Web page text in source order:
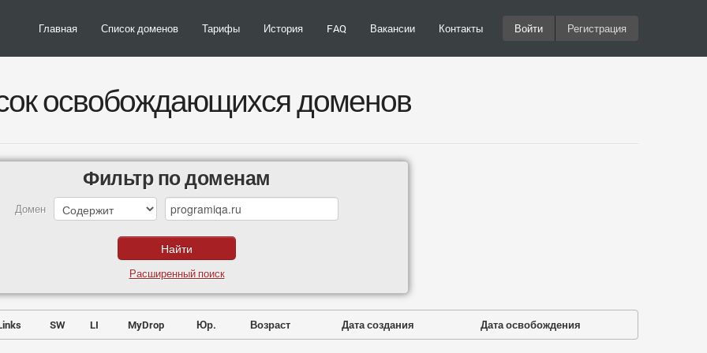
Главная Список доменов Тарифы История FAQ Вакансии Контакты Войти Регистрация
освобождающихся доменов
Фильтр по доменам
Домен
Расширенный поиск
SW LI MyDrop Юр. Возраст Дата создания Дата освобождения